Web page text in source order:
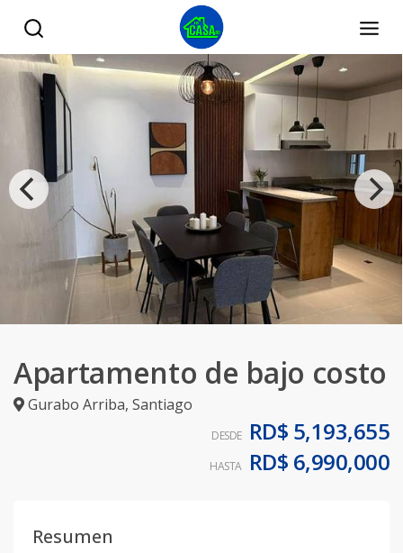
Apartamento de bajo costo
Gurabo Arriba, Santiago
DESDE RD$ 5,193,655
HASTA RD$ 6,990,000
Resumen